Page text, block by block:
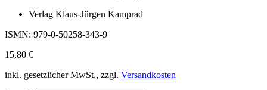
Verlag Klaus-Jürgen Kamprad
ISMN: 979-0-50258-343-9
15,80 €
inkl. gesetzlicher MwSt., zzgl. Versandkosten